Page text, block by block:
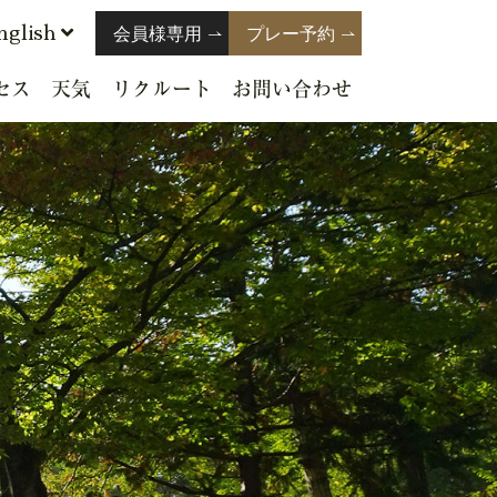
会員様専用 プレー予約
ス 天気 リクルート お問い合わせ